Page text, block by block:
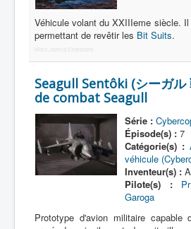
Véhicule volant du XXIIIeme siècle.
permettant de revêtir les Bit Suits.
More Joomla Extensions
Seagull Sentôki (シーガル
de combat Seagull
Série :
Épisode(s) :7
Catégorie(s) :
véhicule
Inventeur(s) :
Pilote(s) :
Garoga
Prototype d'avion militaire capable